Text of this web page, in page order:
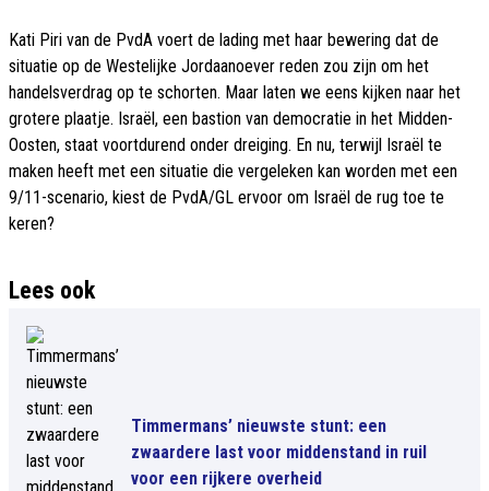
Kati Piri van de PvdA voert de lading met haar bewering dat de
situatie op de Westelijke Jordaanoever reden zou zijn om het
handelsverdrag op te schorten. Maar laten we eens kijken naar het
grotere plaatje. Israël, een bastion van democratie in het Midden-
Oosten, staat voortdurend onder dreiging. En nu, terwijl Israël te
maken heeft met een situatie die vergeleken kan worden met een
9/11-scenario, kiest de PvdA/GL ervoor om Israël de rug toe te
keren?
Lees ook
Timmermans’ nieuwste stunt: een
zwaardere last voor middenstand in ruil
voor een rijkere overheid